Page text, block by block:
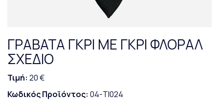
ΓΡΑΒΑΤΑ ΓΚΡΙ ΜΕ ΓΚΡΙ ΦΛΟΡΑΛ
ΣΧΕΔΙΟ
Τιμή: 20 €
Κωδικός Προϊόντος: 04-TI024